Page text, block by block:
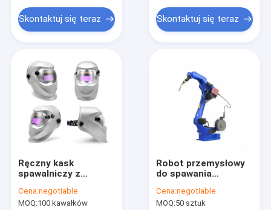
Kontrola jakości
Poprosić o wycenę
Spawacz MIG MMA
Spawarka TIG MMA kijowa
Spawacz ARC MMA do zastosowań przemysłowych
Skontaktuj się teraz Skontaktuj się teraz
Ręczny kask
spawalniczy z
automatycznego
przyciemniania
Cena:negotiable
MOQ:100 kawałków
Robot przemysłowy
do spawania
10.8A AC 220V do
użytku
Cena:negotiable
MOQ:50 sztuk